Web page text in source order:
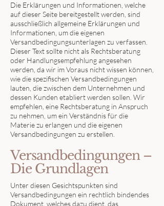
Die Erklärungen und Informationen, welche
auf dieser Seite bereitgestellt werden, sind
ausschließlich allgemeine Erklärungen und
Informationen, um die eigenen
Versandbedingungsunterlagen zu verfassen.
Dieser Text sollte nicht als Rechtsberatung
oder Handlungsempfehlung angesehen
werden, da wir im Voraus nicht wissen können,
wie die spezifischen Versandbedingungen
lauten, die zwischen dem Unternehmen und
dessen Kunden etabliert werden sollen. Wir
empfehlen, eine Rechtsberatung in Anspruch
zu nehmen, um ein Verständnis für die
Materie zu erlangen und die eigenen
Versandbedingungen zu erstellen.
Versandbedingungen –
Die Grundlagen
Unter diesen Gesichtspunkten sind
Versandbedingungen ein rechtlich bindendes
Dokument, welches dazu dient, das